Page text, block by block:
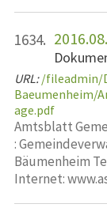
1634.
URL: /fileadmin/
Baeumenheim/
age.pdf
Amtsblatt
:
Bäumenheim
Internet: